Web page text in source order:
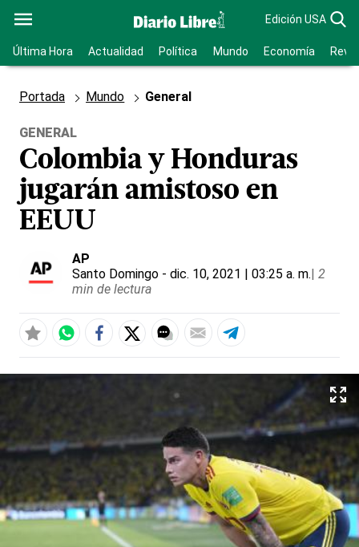
Edición USA
Última Hora Actualidad Política Mundo Economía
Portada Mundo General
GENERAL
Colombia y Honduras
jugarán amistoso en
EEUU
AP
Santo Domingo - dic. 10, 2021 | 03:25 a. m.| 2
min de lectura